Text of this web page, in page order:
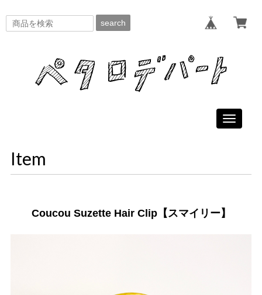
search
Toggle
Item
Coucou Suzette Hair Clip【スマイリー】